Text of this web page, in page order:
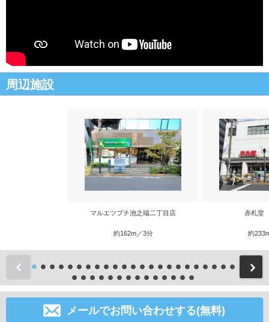
周辺施設
マルエツプチ池之端二丁目店
約162m／3分
赤札堂
約
前
メールでお問い合わせする(無料)